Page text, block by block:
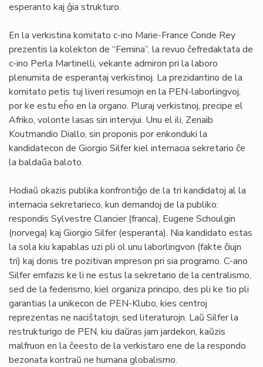
esperanto kaj ĝia strukturo.
En la verkistina komitato c-ino Marie-France Conde Rey
prezentis la kolekton de “Femina”, la revuo ĉefredaktata de
c-ino Perla Martinelli, vekante admiron pri la laboro
plenumita de esperantaj verkistinoj. La prezidantino de la
komitato petis tuj liveri resumojn en la PEN-laborlingvoj,
por ke estu eĥo en la organo. Pluraj verkistinoj, precipe el
Afriko, volonte lasas sin intervjui. Unu el ili, Zenaib
Koutmandio Diallo, sin proponis por enkonduki la
kandidatecon de Giorgio Silfer kiel internacia sekretario ĉe
la baldaŭa baloto.
Hodiaŭ okazis publika konfrontiĝo de la tri kandidatoj al la
internacia sekretarieco, kun demandoj de la publiko:
respondis Sylvestre Clancier (franca), Eugene Schoulgin
(norvega) kaj Giorgio Silfer (esperanta). Nia kandidato estas
la sola kiu kapablas uzi pli ol unu laborlingvon (fakte ĉiujn
tri) kaj donis tre pozitivan impreson pri sia programo. C-ano
Silfer emfazis ke li ne estus la sekretario de la centralismo,
sed de la federismo, kiel organiza principo, des pli ke tio pli
garantias la unikecon de PEN-Klubo, kies centroj
reprezentas ne naciŝtatojn, sed literaturojn. Laŭ Silfer la
restrukturigo de PEN, kiu daŭras jam jardekon, kaŭzis
malfruon en la ĉeesto de la verkistaro ene de la respondo
bezonata kontraŭ ne humana globalismo.